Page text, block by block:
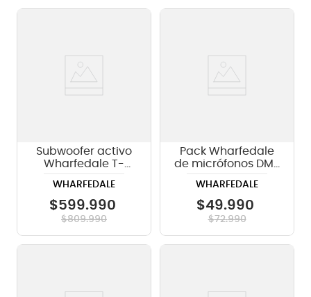
Subwoofer activo
Wharfedale T-
pulgadas
WHARFEDALE
$599.990
$809.990
Pack Wharfedale
de micrófonos DM-
WHARFEDALE
$49.990
$72.990